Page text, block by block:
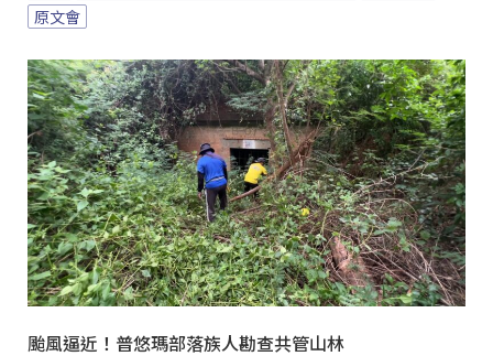
原文會
颱風逼近！普悠瑪部落族人勘查共管山林